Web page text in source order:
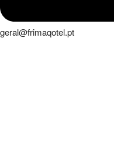
geral@frimaqotel.pt